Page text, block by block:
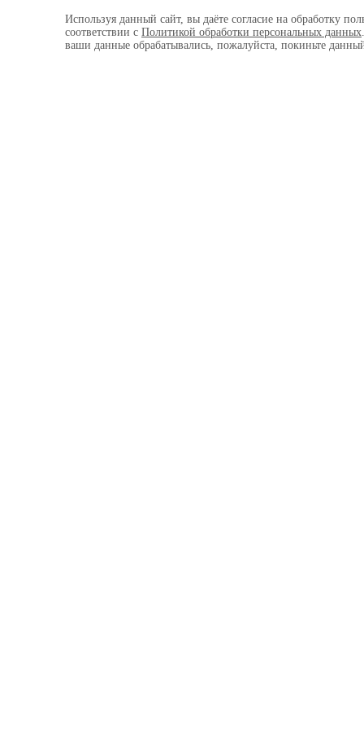
Используя данный сайт, вы даёте согласие на обработку
соответствии с Политикой обработки персональных данных
ваши данные обрабатывались, пожалуйста, покиньте